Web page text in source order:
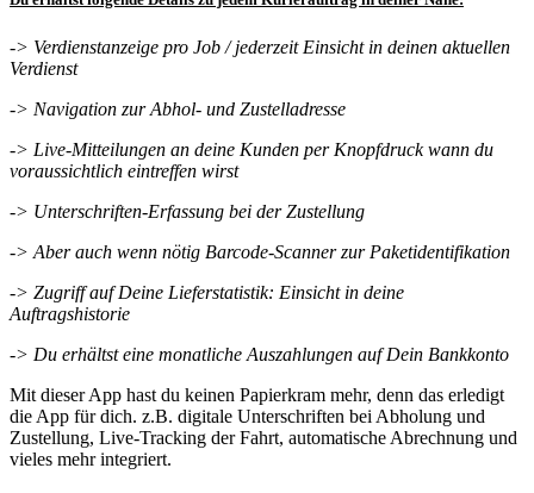
-> Verdienstanzeige pro Job / jederzeit Einsicht in deinen aktuellen
Verdienst
-> Navigation zur Abhol- und Zustelladresse
-> Live-Mitteilungen an deine Kunden per Knopfdruck wann du
voraussichtlich eintreffen wirst
-> Unterschriften-Erfassung bei der Zustellung
-> Aber auch wenn nötig Barcode-Scanner zur Paketidentifikation
-> Zugriff auf Deine Lieferstatistik: Einsicht in deine
Auftragshistorie
-> Du erhältst eine monatliche Auszahlungen auf Dein Bankkonto
Mit dieser App hast du keinen Papierkram mehr, denn das erledigt
die App für dich. z.B. digitale Unterschriften bei Abholung und
Zustellung, Live-Tracking der Fahrt, automatische Abrechnung und
vieles mehr integriert.